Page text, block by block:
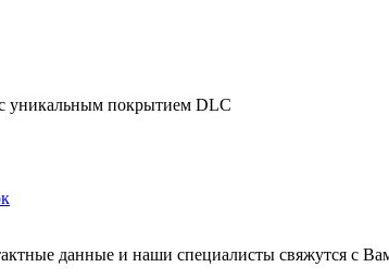
уникальным покрытием DLC
данные и наши специалисты свяжутся с